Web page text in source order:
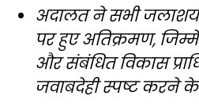
अदालत ने सभी
पर हुए अतिक्रमण,
और संबंधित विकास
जवाबदेही स्पष्ट करने के